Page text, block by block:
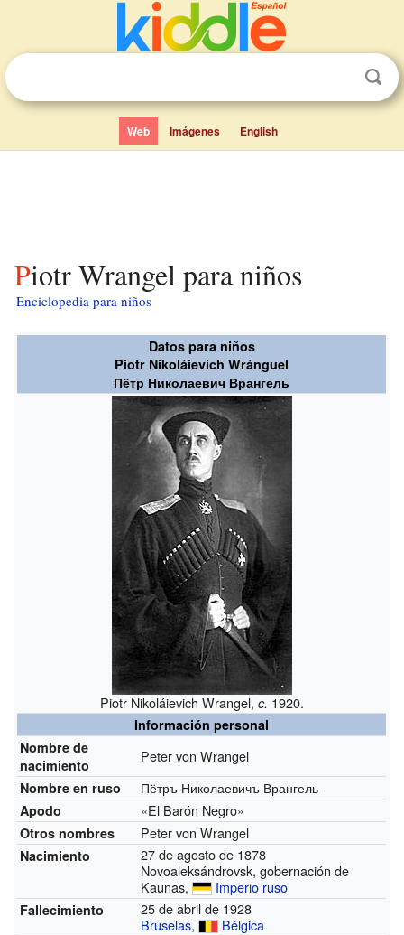
Web Imágenes English
Piotr Wrangel para niños
Enciclopedia para niños
Datos para niños
Piotr Nikoláievich Wránguel
Пётр Николаевич Врангель
Piotr Nikoláievich Wrangel, c. 1920.
Información personal
Nombre de
nacimiento
Peter von Wrangel
Nombre en ruso Пётръ Николаевичъ Врангель
Apodo «El Barón Negro»
Otros nombres Peter von Wrangel
Nacimiento
27 de agosto de 1878
Novoaleksándrovsk, gobernación de
Kaunas,
Imperio ruso
Fallecimiento
25 de abril de 1928
Bruselas, Bélgica